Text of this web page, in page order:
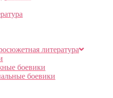
литература
боевики
боевики